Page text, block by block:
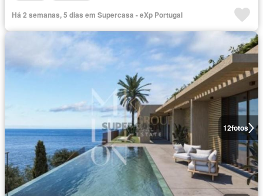
Há 2 semanas, 5 dias em Supercasa - eXp Portugal
12fotos